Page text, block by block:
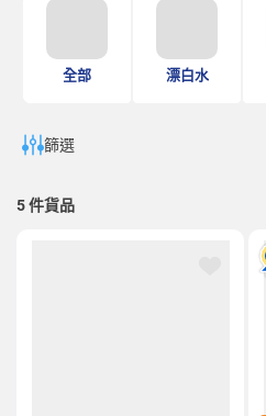
全部 漂白水
篩選
5件貨品